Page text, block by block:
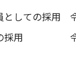
としての採用
ての採用 令